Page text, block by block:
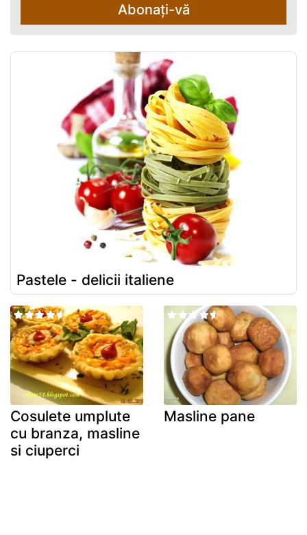
Abonați-vă
Pastele - delicii italiene
Cosulete umplute
cu branza, masline
si ciuperci
Masline pane